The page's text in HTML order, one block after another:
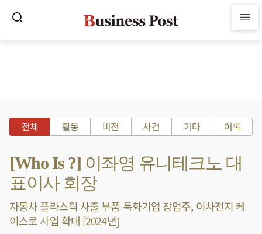
전체 활동 비전 사건 기타 어록
[Who Is ?] 이좌영 유니테크노 대
표이사 회장
자동차 플라스틱 사출 부품 특화기업 창업주, 이차전지 케
이스로 사업 확대 [2024년]